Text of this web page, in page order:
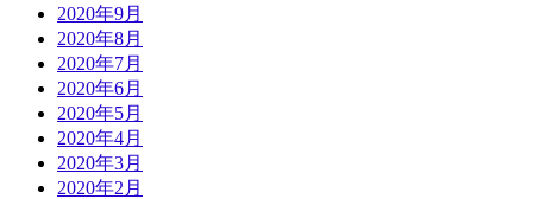
2020年9月
2020年8月
2020年7月
2020年6月
2020年5月
2020年4月
2020年3月
2020年2月